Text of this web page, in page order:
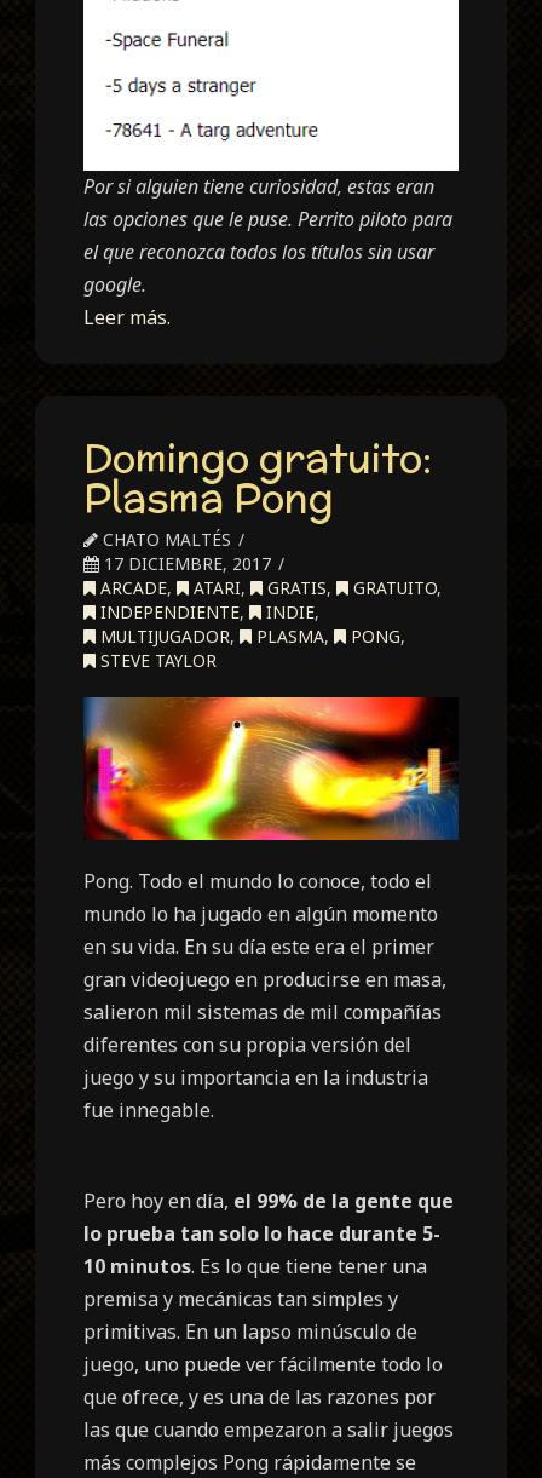
Por si alguien tiene curiosidad, estas eran
las opciones que le puse. Perrito piloto para
el que reconozca todos los títulos sin usar
google.
Leer más.
Domingo gratuito:
Plasma Pong
CHATO MALTÉS
17 DICIEMBRE, 2017
ARCADE, ATARI, GRATIS, GRATUITO,
INDEPENDIENTE, INDIE,
MULTIJUGADOR, PLASMA, PONG,
STEVE TAYLOR
Pong. Todo el mundo lo conoce, todo el
mundo lo ha jugado en algún momento
en su vida. En su día este era el primer
gran videojuego en producirse en masa,
salieron mil sistemas de mil compañías
diferentes con su propia versión del
juego y su importancia en la industria
fue innegable.
Pero hoy endía, el 99% de la gente que
lo prueba tan solo lo hace durante 5-
10 minutos. Es lo que tiene tener una
premisa y mecánicas tan simples y
primitivas. En un lapso minúsculo de
juego, uno puede ver fácilmente todo lo
que ofrece, y es una de las razones por
las que cuando empezaron a salir juegos
más complejos Pong rápidamente se